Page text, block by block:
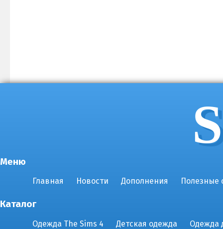
Меню
Главная Новости Дополнения Полезные
Каталог
Одежда The Sims 4 Детская одежда
Одежда